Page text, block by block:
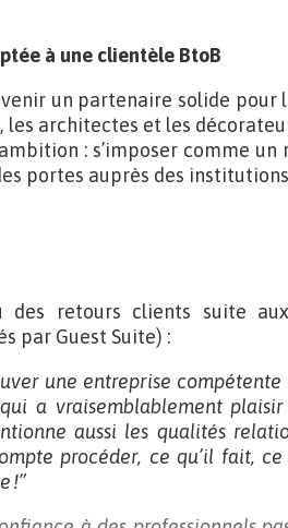
à une clientèle BtoB
un partenaire solide pour
les architectes et les
: s’imposer comme
portes auprès des
retours clients suite
par Guest Suite) :
une entreprise
a vraisemblablement
aussi les qualités
procéder, ce qu’il fait,
!”